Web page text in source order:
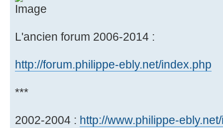
L'ancien forum 2006-2014 :
http://forum.philippe-ebly.net/index.php
***
2002-2004 : http://www.philippe-